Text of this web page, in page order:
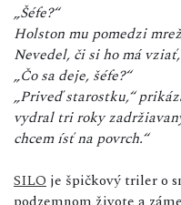
„Šéfe?“
Holston mu pomedzi
Nevedel, či si ho má
„Čo sa deje, šéfe?“
„Priveď starostku,“
vydral tri roky
chcem ísť na povrch.“
SILO je špičkový triler o